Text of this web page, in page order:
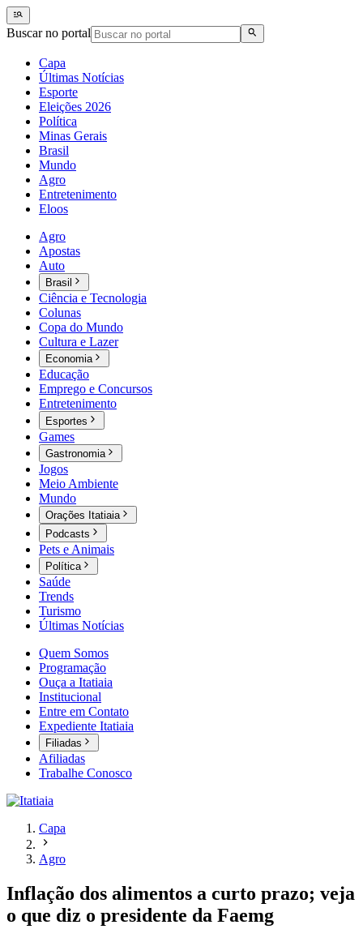
Buscar no portal
Capa
Últimas Notícias
Esporte
Eleições 2026
Política
Minas Gerais
Brasil
Mundo
Agro
Entretenimento
Eloos
Agro
Apostas
Auto
Brasil
Ciência e Tecnologia
Colunas
Copa do Mundo
Cultura e Lazer
Economia
Educação
Emprego e Concursos
Entretenimento
Esportes
Games
Gastronomia
Jogos
Meio Ambiente
Mundo
Orações Itatiaia
Podcasts
Pets e Animais
Política
Saúde
Trends
Turismo
Últimas Notícias
Quem Somos
Programação
Ouça a Itatiaia
Institucional
Entre em Contato
Expediente Itatiaia
Filiadas
Afiliadas
Trabalhe Conosco
Capa
Agro
Inflação dos alimentos a curto prazo; veja
o que diz o presidente da Faemg